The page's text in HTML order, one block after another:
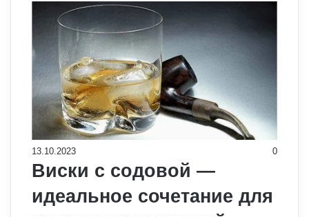
13.10.2023 0
Виски с содовой —
идеальное сочетание для